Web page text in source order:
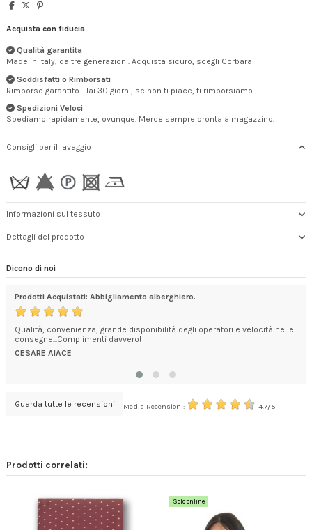
Acquista con fiducia
Qualità garantita
Made in Italy, da tre generazioni. Acquista sicuro, scegli Corbara
Soddisfatti o Rimborsati
Rimborso garantito. Hai 30 giorni, se non ti piace, ti rimborsiamo
Spedizioni Veloci
Spediamo rapidamente, ovunque. Merce sempre pronta a magazzino.
Consigli per il lavaggio
Informazioni sul tessuto
Dettagli del prodotto
Dicono di noi
Prodotti Acquistati: Abbigliamento alberghiero.
Qualità, convenienza, grande disponibilità degli operatori e velocità nelle
consegne...Complimenti davvero!
CESARE AIACE
Guarda tutte le recensioni Media Recensioni: 4.7/5
Prodotti correlati:
Solo online